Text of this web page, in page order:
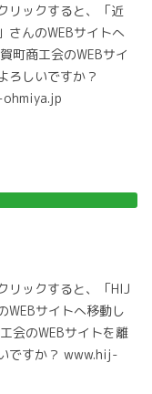
リックすると、「近
さんのWEBサイトへ
町商工会のWEBサイ
ろしいですか？
リックすると、「HIJ
WEBサイトへ移動し
会のWEBサイトを離
ですか？ www.hij-